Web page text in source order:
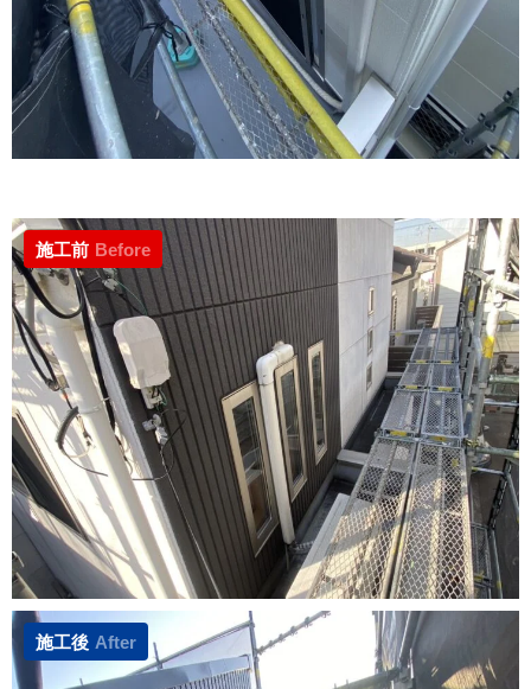
施工前 Before
施工後 After